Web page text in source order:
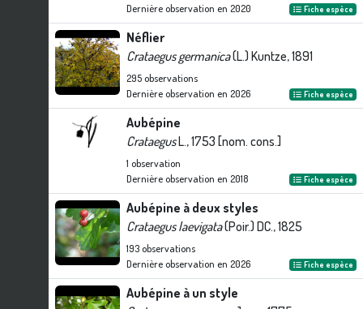
Dernière observation en 2020 Fiche espèce
Néflier
Crataegus germanica(L.) Kuntze, 1891
295observations
Dernière observation en 2026 Fiche espèce
Aubépine
CrataegusL., 1753 [nom. cons.]
1 observation
Dernière observation en 2018 Fiche espèce
Aubépine à deux styles
Crataegus laevigata(Poir.) DC., 1825
193observations
Dernière observation en 2026 Fiche espèce
Aubépine à un style